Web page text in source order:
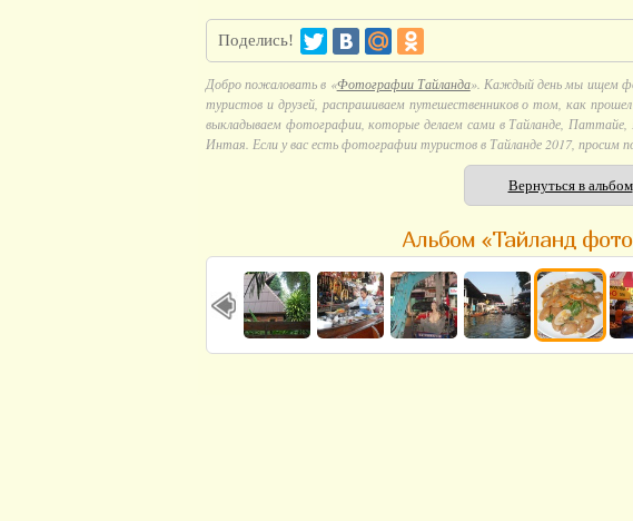
Поделись!
Добро пожаловать в «Фотографии Тайланда». Каждый день мы ищем
туристов и друзей, распрашиваем путешественников о том, как
выкладываем фотографии, которые делаем сами в Тайланде, Паттайе,
Интая. Если у вас есть фотографии туристов в Тайланде 2017, просим
Вернуться в альбом
Альбом «Тайланд